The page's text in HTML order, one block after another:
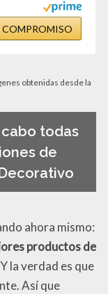
COMPROMISO
obtenidas desde la
todas
de
ahora mismo:
productos de
la verdad es que
Así que